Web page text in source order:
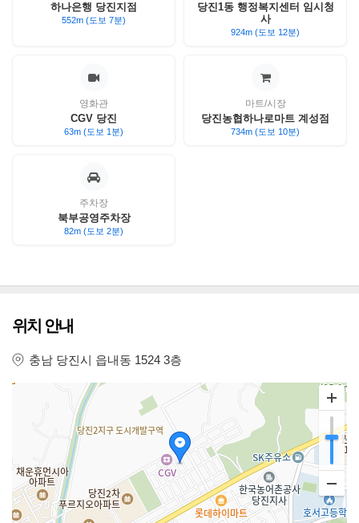
하나은행 당진지점
552m (도보 7분)
당진1동 행정복지센터 임시청
사
924m (도보 12분)
영화관
CGV 당진
63m (도보 1분)
마트/시장
당진농협하나로마트 계성점
734m (도보 10분)
주차장
북부공영주차장
82m (도보 2분)
위치 안내
충남 당진시 읍내동 1524 3층